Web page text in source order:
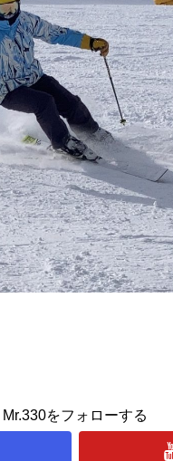
Mr.330をフォローする